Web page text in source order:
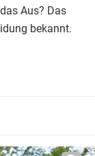
Aus? Das
bekannt.